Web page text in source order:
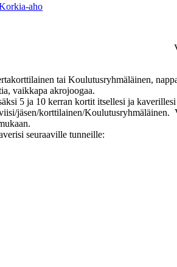
aho
tai Koulutusryhmäläinen,
vaikkapa akrojoogaa.
5 ja 10 kerran kortit itsellesi ja
jäsen/korttilainen/Koulutusryhmäläinen.
seuraaville tunneille: